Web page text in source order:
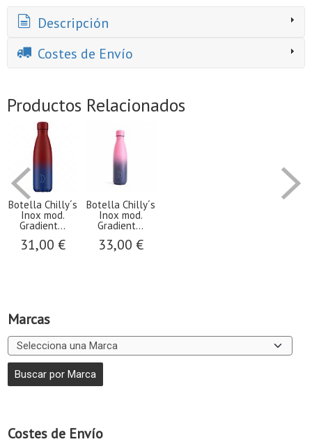
Marcas
Costes de Envío
Descripción
Costes de Envío
Productos Relacionados
Botella Chilly´s
Inox mod.
Gradient...
31,00 €
Botella Chilly´s
Inox mod.
Gradient...
33,00 €